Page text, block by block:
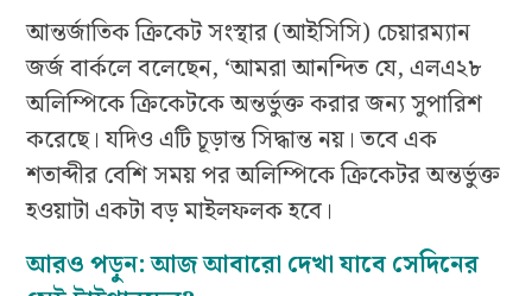
আন্তর্জাতিক ক্রিকেট সংস্থার (আইসিসি) চেয়ারম্যান
জর্জ বার্কলে বলেছেন, ‘আমরা আনন্দিত যে, এলএ২৮
অলিম্পিকে ক্রিকেটকে অন্তর্ভুক্ত করার জন্য সুপারিশ
করেছে। যদিও এটি চূড়ান্ত সিদ্ধান্ত নয়। তবে এক
শতাব্দীর বেশি সময় পর অলিম্পিকে ক্রিকেটর অন্তর্ভুক্ত
হওয়াটা একটা বড় মাইলফলক হবে।
আরও পড়ুন: আজ আবারো দেখা যাবে সেদিনের